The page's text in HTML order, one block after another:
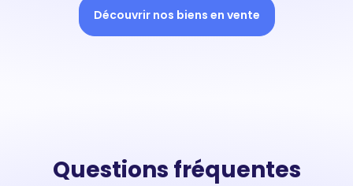
Découvrir nos biens en vente
Questions fréquentes